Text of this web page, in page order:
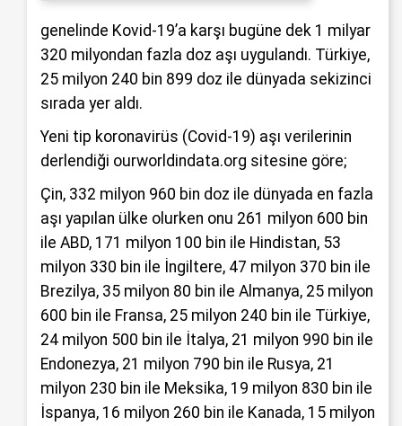
genelinde Kovid-19’a karşı bugüne dek 1 milyar
320 milyondan fazla doz aşı uygulandı. Türkiye,
25 milyon 240 bin 899 doz ile dünyada sekizinci
sırada yer aldı.
Yeni tip koronavirüs (Covid-19) aşı verilerinin
derlendiği ourworldindata.org sitesine göre;
Çin, 332 milyon 960 bin doz ile dünyada en fazla
aşı yapılan ülke olurken onu 261 milyon 600 bin
ile ABD, 171 milyon 100 bin ile Hindistan, 53
milyon 330 bin ile İngiltere, 47 milyon 370 bin ile
Brezilya, 35 milyon 80 bin ile Almanya, 25 milyon
600 bin ile Fransa, 25 milyon 240 bin ile Türkiye,
24 milyon 500 bin ile İtalya, 21 milyon 990 bin ile
Endonezya, 21 milyon 790 bin ile Rusya, 21
milyon 230 bin ile Meksika, 19 milyon 830 bin ile
İspanya, 16 milyon 260 bin ile Kanada, 15 milyon